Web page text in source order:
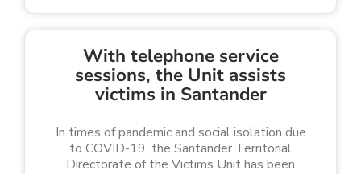
With telephone service
sessions, the Unit assists
victims in Santander
In times of pandemic and social isolation due
to COVID-19, the Santander Territorial
Directorate of the Victims Unit has been